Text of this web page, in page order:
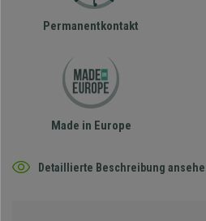
Permanentkontakt
Made in Europe
Detaillierte Beschreibung